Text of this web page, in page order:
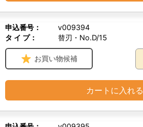
申込番号：
v009394
タ イ プ：
替刃・No.D/15
お買い物候補
カートに入れる